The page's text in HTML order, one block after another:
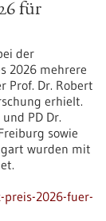
für
der
2026 mehrere
Prof. Dr. Robert
erhielt.
PD Dr.
sowie
wurden mit
2026-fuer-